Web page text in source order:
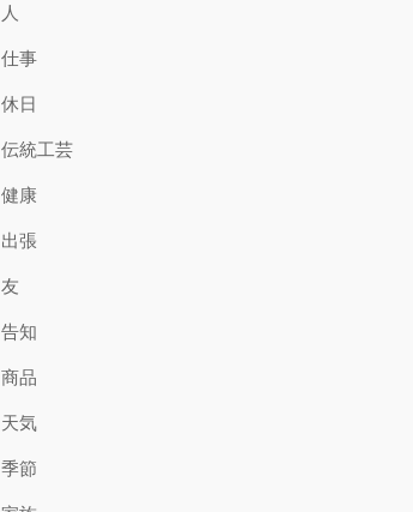
人
仕事
休日
伝統工芸
健康
出張
友
告知
商品
天気
季節